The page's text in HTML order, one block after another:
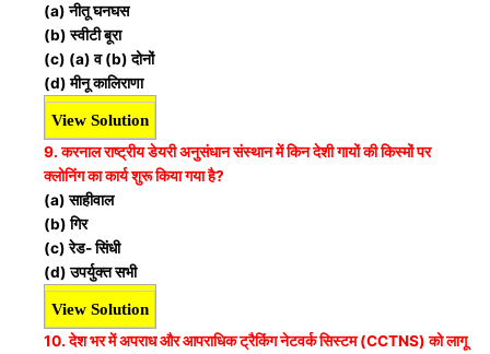
(a) नीतू घनघस
(b) स्वीटी बूरा
(c) (a) व (b) दोनों
(d) मीनू कालिराणा
View Solution
9. करनाल राष्ट्रीय डेयरी अनुसंधान संस्थान में किन देशी गायों की किस्मों पर
क्लोनिंग का कार्य शुरू किया गया है?
(a) साहीवाल
(b) गिर
(c) रेड- सिंधी
(d) उपर्युक्त सभी
View Solution
10. देश भर में अपराध और आपराधिक ट्रैकिंग नेटवर्क सिस्टम (CCTNS) को लागू